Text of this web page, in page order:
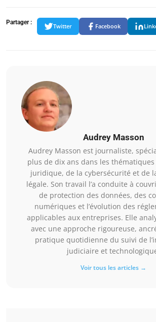
Partager :
Twitter Facebook
Audrey Masson
Audrey Masson est journaliste,
plus de dix ans dans les thématiques
juridique, de la cybersécurité et de
légale. Son travail l’a conduite à
de protection des données, des
numériques et l’évolution des
applicables aux entreprises. Elle
avec une approche rigoureuse,
pratique quotidienne du suivi de
judiciaire et
Voir tous les articles →